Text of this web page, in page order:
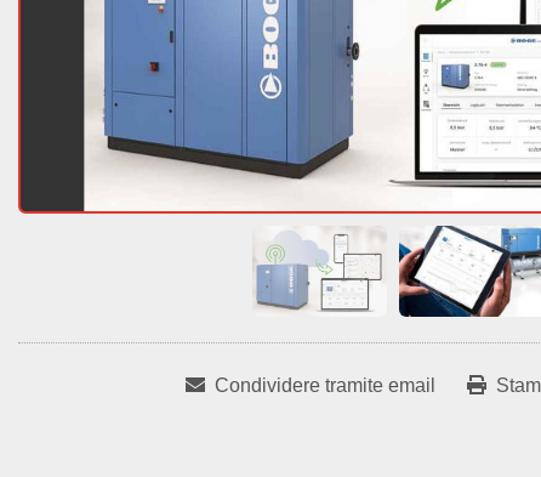
Condividere tramite email